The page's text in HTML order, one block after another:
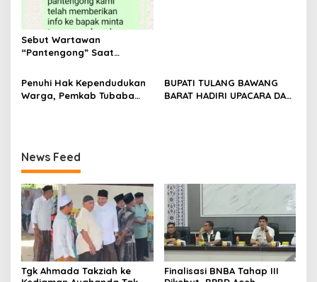
Sebut Wartawan
“Pantengong” Saat
Diduga Langgar Hukum &
Etika, DPR‑Provinsi,
Gubernur dan PLLDA
Penuhi Hak Kependudukan
Warga, Pemkab Tubaba
BUPATI TULANG BAWANG
BARAT HADIRI UPACARA DAN
News Feed
Tgk Ahmada Takziah ke
Finalisasi BNBA Tahap III